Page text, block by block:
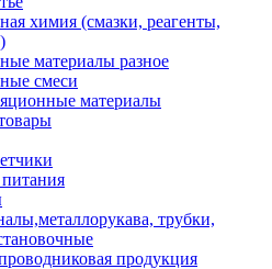
химия (смазки, реагенты,
материалы разное
смеси
материалы
трубки,
продукция